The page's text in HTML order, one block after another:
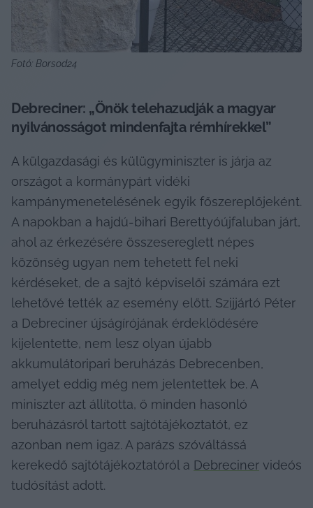
Fotó: Borsod24
Debreciner: „Önök telehazudják a magyar
nyilvánosságot mindenfajta rémhírekkel”
A külgazdasági és külügyminiszter is járja az
országot a kormánypárt vidéki
kampánymenetelésének egyik főszereplőjeként.
A napokban a hajdú-bihari Berettyóújfaluban járt,
ahol az érkezésére összesereglett népes
közönség ugyan nem tehetett fel neki
kérdéseket, de a sajtó képviselői számára ezt
lehetővé tették az esemény előtt. Szijjártó Péter
a Debreciner újságírójának érdeklődésére
kijelentette, nem lesz olyan újabb
akkumulátoripari beruházás Debrecenben,
amelyet eddig még nem jelentettek be. A
miniszter azt állította, ő minden hasonló
beruházásról tartott sajtótájékoztatót, ez
azonban nem igaz. A parázs szóváltássá
kerekedő sajtótájékoztatóról a Debreciner videós
tudósítást adott.